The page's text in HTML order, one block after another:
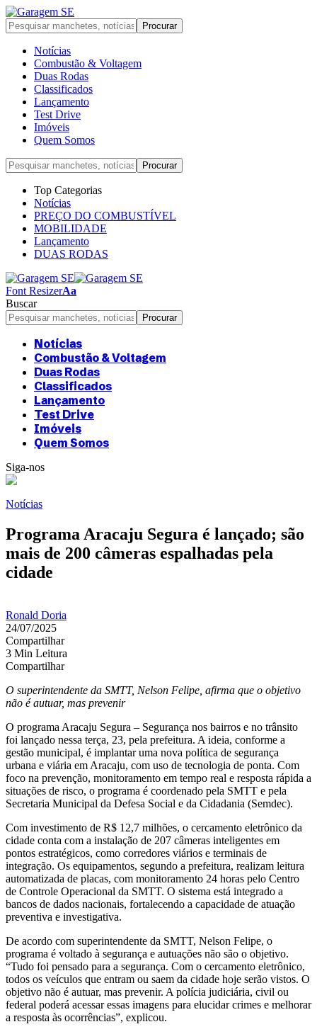
Notícias
Combustão & Voltagem
Duas Rodas
Classificados
Lançamento
Test Drive
Imóveis
Quem Somos
Top Categorias
Notícias
PREÇO DO COMBUSTÍVEL
MOBILIDADE
Lançamento
DUAS RODAS
Font ResizerAa
Buscar
Notícias
Combustão & Voltagem
Duas Rodas
Classificados
Lançamento
Test Drive
Imóveis
Quem Somos
Siga-nos
Notícias
Programa Aracaju Segura é lançado; são
mais de 200 câmeras espalhadas pela
cidade
Ronald Doria
24/07/2025
Compartilhar
3 Min Leitura
Compartilhar
O superintendente da SMTT, Nelson Felipe, afirma que o objetivo
não é autuar, mas prevenir
O programa Aracaju Segura – Segurança nos bairros e no trânsito
foi lançado nessa terça, 23, pela prefeitura. A ideia, conforme a
gestão municipal, é implantar uma nova política de segurança
urbana e viária em Aracaju, com uso de tecnologia de ponta. Com
foco na prevenção, monitoramento em tempo real e resposta rápida a
situações de risco, o programa é coordenado pela SMTT e pela
Secretaria Municipal da Defesa Social e da Cidadania (Semdec).
Com investimento de R$ 12,7 milhões, o cercamento eletrônico da
cidade conta com a instalação de 207 câmeras inteligentes em
pontos estratégicos, como corredores viários e terminais de
integração. Os equipamentos, segundo a prefeitura, realizam leitura
automatizada de placas, com monitoramento 24 horas pelo Centro
de Controle Operacional da SMTT. O sistema está integrado a
bancos de dados nacionais, fortalecendo a capacidade de atuação
preventiva e investigativa.
De acordo com superintendente da SMTT, Nelson Felipe, o
programa é voltado à segurança e autuações não são o objetivo.
“Tudo foi pensado para a segurança. Com o cercamento eletrônico,
todos os veículos que entram ou saem da cidade hoje serão vistos. O
objetivo não é autuar, mas prevenir. A polícia judiciária, civil ou
federal poderá acessar essas imagens para elucidar crimes e melhorar
a resposta às ocorrências”, explicou.